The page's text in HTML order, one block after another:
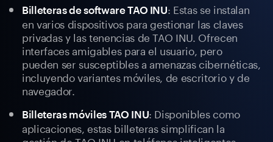
Billeteras de software TAO INU: Estas se instalan
en varios dispositivos para gestionar las claves
privadas y las tenencias de TAO INU. Ofrecen
interfaces amigables para el usuario, pero
pueden ser susceptibles a amenazas cibernéticas,
incluyendo variantes móviles, de escritorio y de
navegador.
Billeteras móviles TAO INU: Disponibles como
aplicaciones, estas billeteras simplifican la